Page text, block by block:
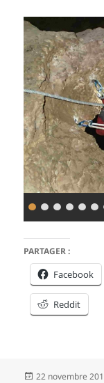
PARTAGER :
Facebook
Reddit
Publié
22 novembre